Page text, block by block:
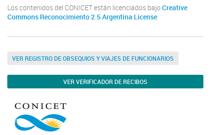
Los contenidos del CONICET están licenciados bajo Creative
Commons Reconocimiento 2.5 Argentina License
VER REGISTRO DE OBSEQUIOS Y VIAJES DE FUNCIONARIOS
VER VERIFICADOR DE RECIBOS